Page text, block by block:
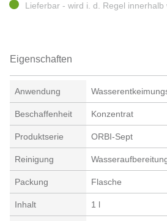
Lieferbar - wird i. d. Regel
Eigenschaften
Anwendung
Beschaffenheit Konzentrat
Produktserie ORBI-Sept
Reinigung
Packung Flasche
Inhalt 1 l